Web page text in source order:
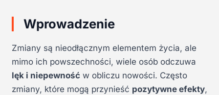
Wprowadzenie
Zmiany są nieodłącznym elementem życia, ale
mimo ich powszechności, wiele osób odczuwa
lęk i niepewność w obliczu nowości. Często
zmiany, które mogą przynieść pozytywne efekty,